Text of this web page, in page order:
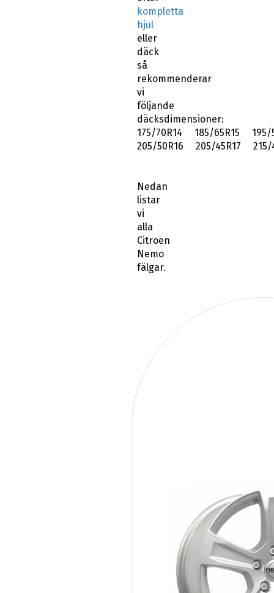
kompletta
hjul
eller
däck
så
rekommenderar
vi
följande
däcksdimensioner:
175/70R14 185/65R15 195/
205/50R16 205/45R17 215/
Nedan
listar
vi
alla
Citroen
Nemo
fälgar.